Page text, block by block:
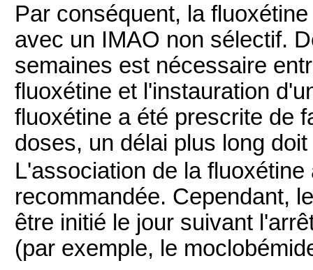
Par conséquent, la
avec un IMAO non sélectif.
semaines est nécessaire
fluoxétine et l'instauration
fluoxétine a été prescrite de
doses, un délai plus long
L'association de la
recommandée. Cependant,
être initié le jour suivant
(par exemple, le